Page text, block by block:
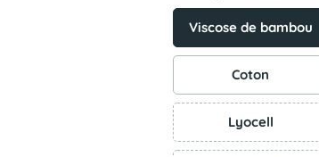
Viscose de bambou
Coton
Lyocell